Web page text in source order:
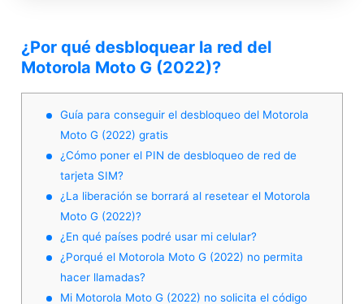
¿Por qué desbloquear la red del
Motorola Moto G (2022)?
Guía para conseguir el desbloqueo del Motorola
Moto G (2022) gratis
¿Cómo poner el PIN de desbloqueo de red de
tarjeta SIM?
¿La liberación se borrará al resetear el Motorola
Moto G (2022)?
¿En qué países podré usar mi celular?
¿Porqué el Motorola Moto G (2022) no permita
hacer llamadas?
Mi Motorola Moto G (2022) no solicita el código